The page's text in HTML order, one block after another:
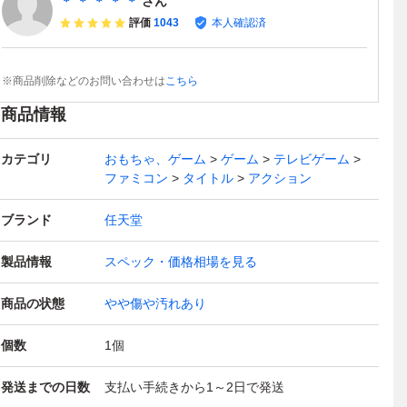
評価 1043 本人確認済
※商品削除などのお問い合わせはこちら
商品情報
カテゴリ おもちゃ、ゲーム ゲーム
テレビゲーム
ファミコン
タイトル アクション
ブランド 任天堂
製品情報 スペック・価格相場を見る
商品の状態 やや傷や汚れあり
個数 1個
発送までの日数 支払い手続きから1～2日で発送